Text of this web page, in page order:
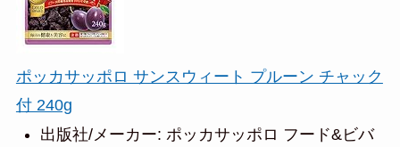
ポッカサッポロ サンスウィート プルーン チャック
付 240g
出版社/メーカー: ポッカサッポロ フード&ビバ